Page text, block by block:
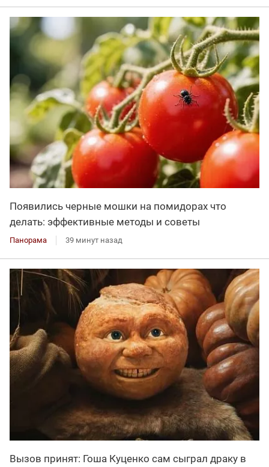
Появились черные мошки на помидорах что
делать: эффективные методы и советы
Панорама 39 минут назад
Вызов принят: Гоша Куценко сам сыграл драку в